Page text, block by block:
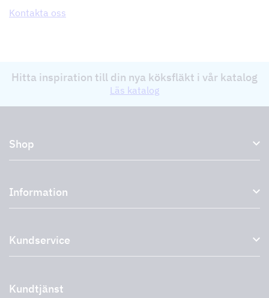
Kontakta oss
Hitta inspiration till din nya köksfläkt i vår katalog
Läs katalog
Shop
Externa fläktar
Plasmafilter
Outlet
Storköksprodukter PRO
Information
Miljö
Support och service
Cookies
Kundservice
Retur av produkt
Kundtjänst